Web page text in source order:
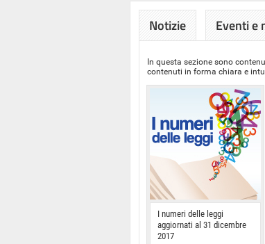
Notizie Eventi e
In questa sezione sono
contenuti in forma chiara e
I numeri delle leggi
aggiornati al 31 dicembre
2017